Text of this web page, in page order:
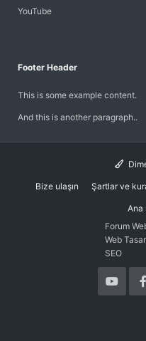
YouTube
Footer Header
This is some example content.
And this is another paragraph..
Bize ulaşın Şartlar ve
Ana
Forum
Web
SEO